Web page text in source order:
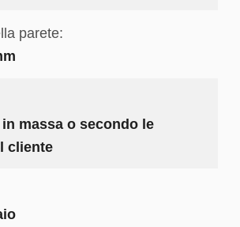
parete:
massa o secondo le
cliente